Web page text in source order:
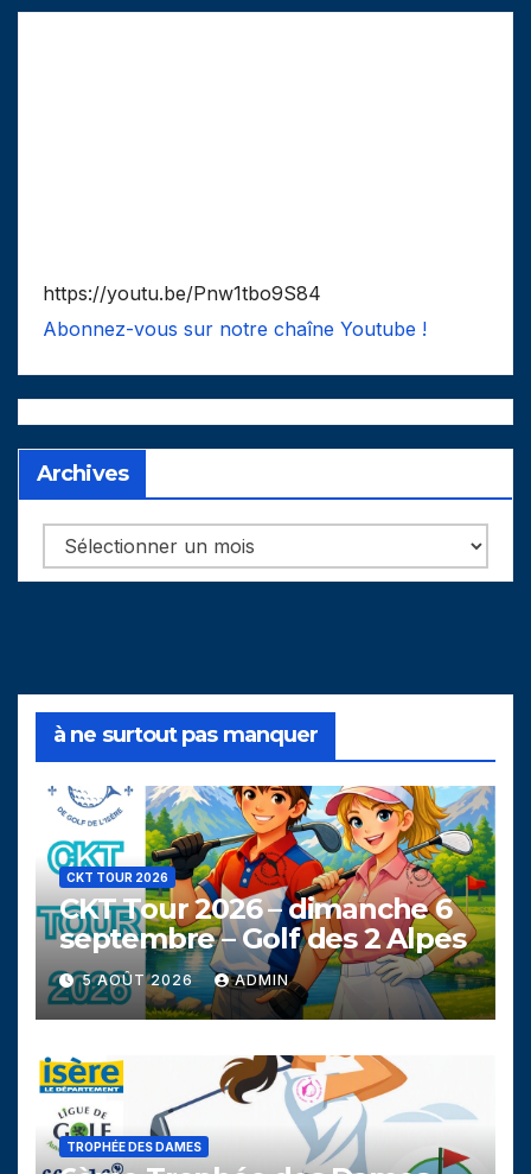
https://youtu.be/Pnw1tbo9S84
Abonnez-vous sur notre chaîne Youtube !
Archives
Archives
à ne surtout pas manquer
CKT TOUR 2026
CKT Tour 2026 – dimanche 6
septembre – Golf des 2 Alpes
5 AOÛT 2026 ADMIN
TROPHÉE DES DAMES